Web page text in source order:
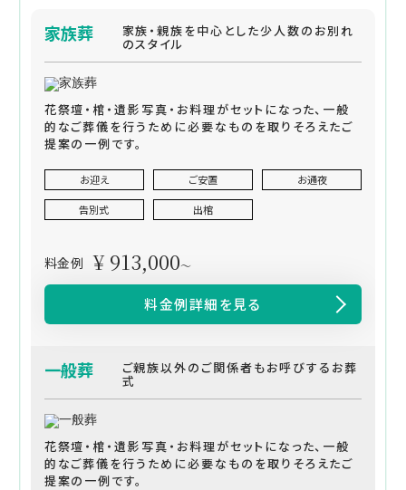
家族葬 家族・親族を中心とした少人数のお別れ
のスタイル
花祭壇・棺・遺影写真・お料理がセットになった、一般
的なご葬儀を行うために必要なものを取りそろえたご
提案の一例です。
お迎え ご安置 お通夜
告別式 出棺
料金例 ¥ 913,000～
料金例詳細を見る
一般葬 ご親族以外のご関係者もお呼びするお葬
式
花祭壇・棺・遺影写真・お料理がセットになった、一般
的なご葬儀を行うために必要なものを取りそろえたご
提案の一例です。